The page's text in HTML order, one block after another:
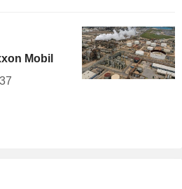
Mobil